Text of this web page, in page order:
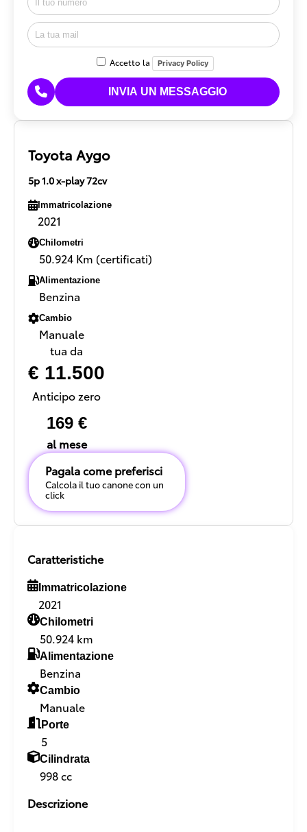
Accetto la Privacy Policy
Toyota Aygo
5p 1.0 x-play 72cv
Immatricolazione
2021
Chilometri
50.924 Km (certificati)
Alimentazione
Benzina
Cambio
Manuale
tua da
€ 11.500
Anticipo zero
169 €
al mese
Pagala come preferisci
Calcola il tuo canone con un
click
Caratteristiche
Immatricolazione
2021
Chilometri
50.924 km
Alimentazione
Benzina
Cambio
Manuale
Porte
5
Cilindrata
998 cc
Descrizione